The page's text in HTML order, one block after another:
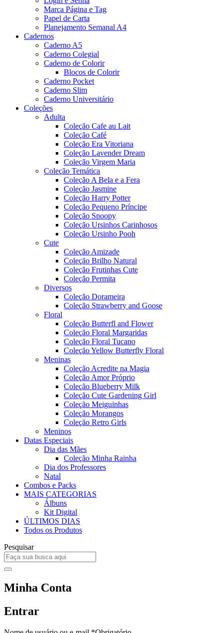
Marca Página e Tag
Papel de Carta
Planejamento Semanal A4
Cadernos
Caderno A5
Caderno Colegial
Caderno de Colorir
Blocos de Colorir
Caderno Pocket
Caderno Slim
Caderno Universitário
Coleções
Adulta
Coleção Cafe au Lait
Coleção Café
Coleção Era Vitoriana
Coleção Lavender Dream
Coleção Virgem Maria
Coleção Temática
Coleção A Bela e a Fera
Coleção Jasmine
Coleção Harry Potter
Coleção Pequeno Príncipe
Coleção Snoopy
Coleção Ursinhos Carinhosos
Coleção Ursinho Pooh
Cute
Coleção Amizade
Coleção Brilho Natural
Coleção Frutinhas Cute
Coleção Permita
Diversos
Coleção Dorameira
Coleção Strawberry and Goose
Floral
Coleção Butterfl and Flower
Coleção Floral Margaridas
Coleção Floral Tucano
Coleção Yellow Butterfly Floral
Meninas
Coleção Acredite na Magia
Coleção Amor Próprio
Coleção Blueberry Milk
Coleção Cute Gardening Girl
Coleção Meiguinhas
Coleção Morangos
Coleção Retro Girls
Meninos
Datas Especiais
Dia das Mães
Coleção Minha Rainha
Dia dos Professores
Natal
Combos e Packs
MAIS CATEGORIAS
Álbuns
Kit Digital
ÚLTIMOS DIAS
Todos os Produtos
Pesquisar
Minha Conta
Entrar